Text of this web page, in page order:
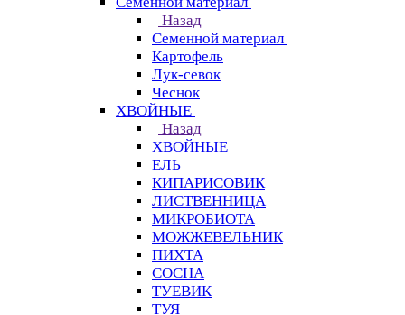
Назад
Семенной материал
Картофель
Лук-севок
Чеснок
ХВОЙНЫЕ
Назад
ХВОЙНЫЕ
ЕЛЬ
КИПАРИСОВИК
ЛИСТВЕННИЦА
МИКРОБИОТА
МОЖЖЕВЕЛЬНИК
ПИХТА
СОСНА
ТУЕВИК
ТУЯ